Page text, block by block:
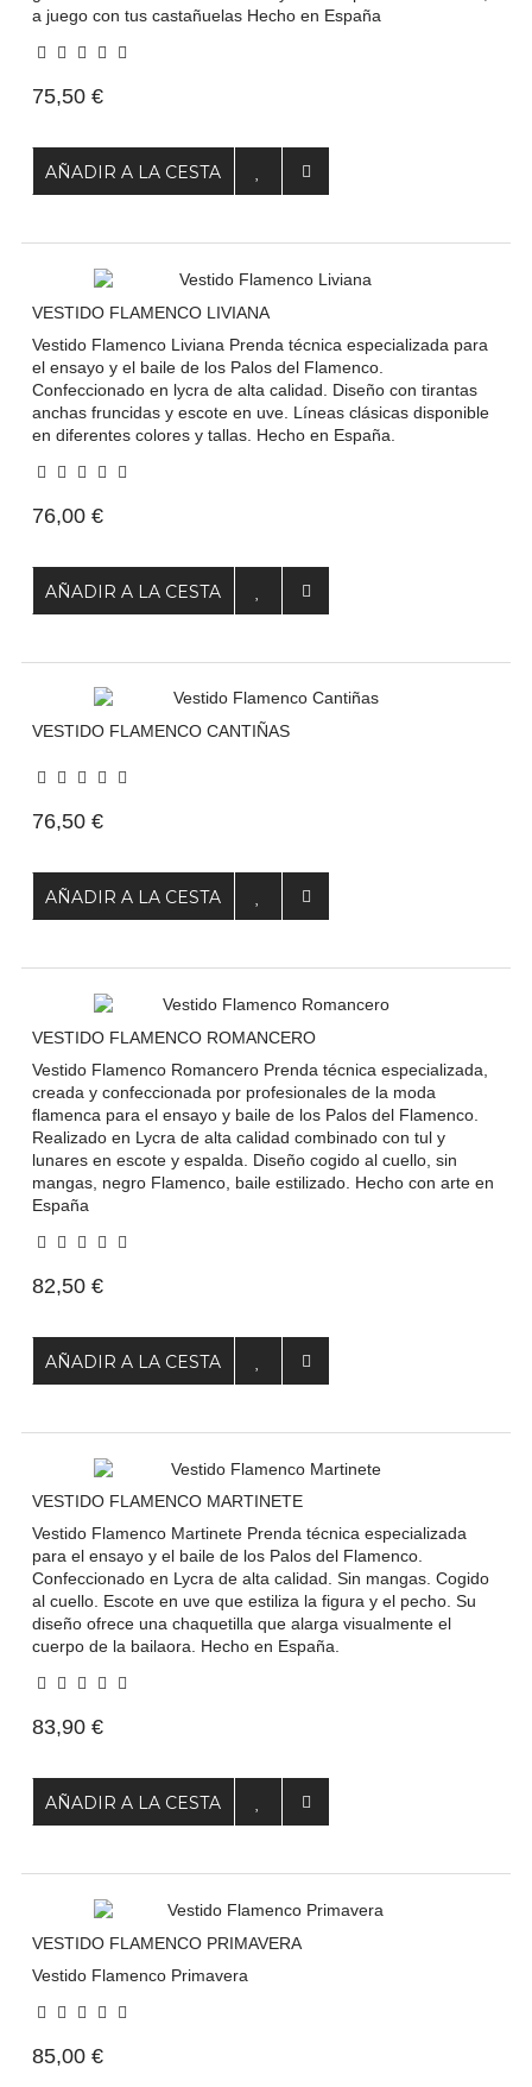
a juego con tus castañuelas Hecho en España
75,50 €
AÑADIR A LA CESTA
VESTIDO FLAMENCO LIVIANA
Vestido Flamenco Liviana Prenda técnica especializada para
el ensayo y el baile de los Palos del Flamenco.
Confeccionado en lycra de alta calidad. Diseño con tirantas
anchas fruncidas y escote en uve. Líneas clásicas disponible
en diferentes colores y tallas. Hecho en España.
76,00 €
AÑADIR A LA CESTA
VESTIDO FLAMENCO CANTIÑAS
76,50 €
AÑADIR A LA CESTA
VESTIDO FLAMENCO ROMANCERO
Vestido Flamenco Romancero Prenda técnica especializada,
creada y confeccionada por profesionales de la moda
flamenca para el ensayo y baile de los Palos del Flamenco.
Realizado en Lycra de alta calidad combinado con tul y
lunares en escote y espalda. Diseño cogido al cuello, sin
mangas, negro Flamenco, baile estilizado. Hecho con arte en
España
82,50 €
AÑADIR A LA CESTA
VESTIDO FLAMENCO MARTINETE
Vestido Flamenco Martinete Prenda técnica especializada
para el ensayo y el baile de los Palos del Flamenco.
Confeccionado en Lycra de alta calidad. Sin mangas. Cogido
al cuello. Escote en uve que estiliza la figura y el pecho. Su
diseño ofrece una chaquetilla que alarga visualmente el
cuerpo de la bailaora. Hecho en España.
83,90 €
AÑADIR A LA CESTA
VESTIDO FLAMENCO PRIMAVERA
Vestido Flamenco Primavera
85,00 €